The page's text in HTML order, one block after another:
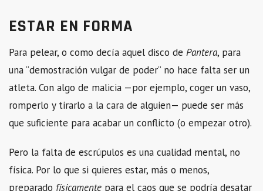
ESTAR EN FORMA
Para pelear, o como decía aquel disco de Pantera, para
una “demostración vulgar de poder” no hace falta ser un
atleta. Con algo de malicia —por ejemplo, coger un vaso,
romperlo y tirarlo a la cara de alguien— puede ser más
que suficiente para acabar un conflicto (o empezar otro).
Pero la falta de escrúpulos es una cualidad mental, no
física. Por lo que si quieres estar, más o menos,
preparado físicamente para el caos que se podría desatar